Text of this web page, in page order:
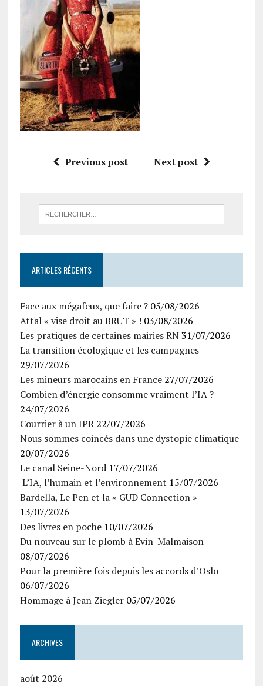
Previous post Next post
ARTICLES RÉCENTS
Face aux mégafeux, que faire ? 05/08/2026
Attal « vise droit au BRUT » ! 03/08/2026
Les pratiques de certaines mairies RN 31/07/2026
La transition écologique et les campagnes
29/07/2026
Les mineurs marocains en France 27/07/2026
Combien d’énergie consomme vraiment l’IA ?
24/07/2026
Courrier à un IPR 22/07/2026
Nous sommes coincés dans une dystopie climatique
20/07/2026
Le canal Seine-Nord 17/07/2026
L’IA, l’humain et l’environnement 15/07/2026
Bardella, Le Pen et la « GUD Connection »
13/07/2026
Des livres en poche 10/07/2026
Du nouveau sur le plomb à Evin-Malmaison
08/07/2026
Pour la première fois depuis les accords d’Oslo
06/07/2026
Hommage à Jean Ziegler 05/07/2026
ARCHIVES
août 2026